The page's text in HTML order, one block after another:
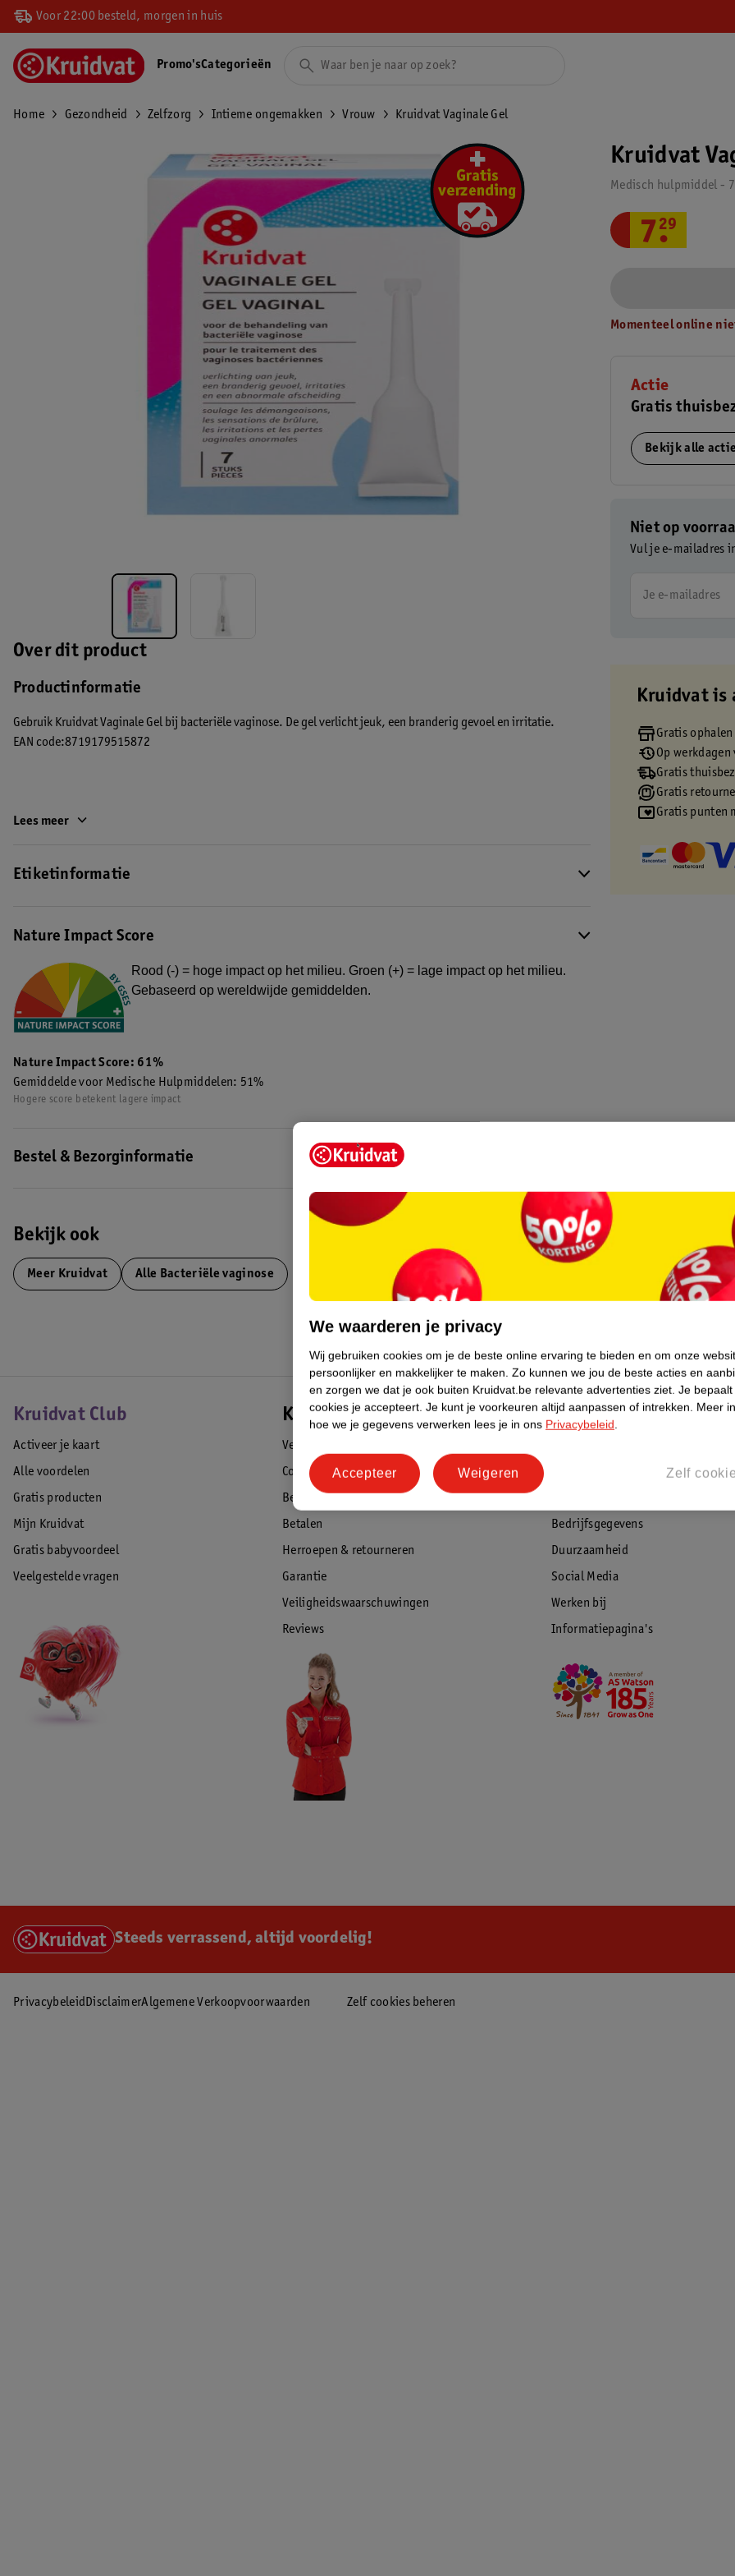
Voor 22:00 besteld, morgen in huis
Promo'sCategorieën
Home Gezondheid Zelfzorg Intieme ongemakken Vrouw Kruidvat Vaginale Gel
Over dit product
Productinformatie
Gebruik Kruidvat Vaginale Gel bij bacteriële vaginose. De gel verlicht jeuk, een branderig gevoel en irritatie.
EAN code:8719179515872
Lees meer
Etiketinformatie
Nature Impact Score
Rood (-) = hoge impact op het milieu. Groen (+) = lage impact op het milieu.
Gebaseerd op wereldwijde gemiddelden.
Nature Impact Score: 61%
Gemiddelde voor Medische Hulpmiddelen: 51%
Hogere score betekent lagere impact
Bestel & Bezorginformatie
Bekijk ook
Meer Kruidvat Alle Bacteriële vaginose
Kruidvat
Medisch hulpmiddel -
7.
29
Momenteel online
Actie
Gratis
Bekijk alle
Niet op
Vul je e-mailadres
Je e-mailadres
Kruidvat is
Gratis
Op
Gratis
Gratis
Gratis punten
Kruidvat Club
Activeer je kaart
Alle voordelen
Gratis producten
Mijn Kruidvat
Gratis babyvoordeel
Veelgestelde vragen
Klantenservice
Veelgestelde vragen
Contact
Bestellen & leveren
Betalen
Herroepen & retourneren
Garantie
Veiligheidswaarschuwingen
Reviews
Over Kruidvat
Bedrijfsgegevens
Duurzaamheid
Social Media
Werken bij
Informatiepagina's
Steeds verrassend, altijd voordelig!
Privacybeleid DisclaimerAlgemene Verkoopvoorwaarden Zelf cookies beheren
We waarderen je privacy
Wij gebruiken cookies om je de beste online ervaring te bieden en om onze
persoonlijker en makkelijker te maken. Zo kunnen we jou de beste acties en
en zorgen we dat je ook buiten Kruidvat.be relevante advertenties ziet. Je
cookies je accepteert. Je kunt je voorkeuren altijd aanpassen of intrekken. Meer
hoe we je gegevens verwerken lees je in ons Privacybeleid.
Zelf
Weigeren
Accepteer